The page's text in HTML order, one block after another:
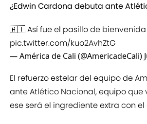
¿Edwin Cardona debuta ante
🇦🇹 Así fue el pasillo de bienvenida
pic.twitter.com/kuo2AvhZtG
— América de Cali (@AmericadeCali)
El refuerzo estelar del equipo de
ante Atlético Nacional, equipo que
ese será el ingrediente extra con